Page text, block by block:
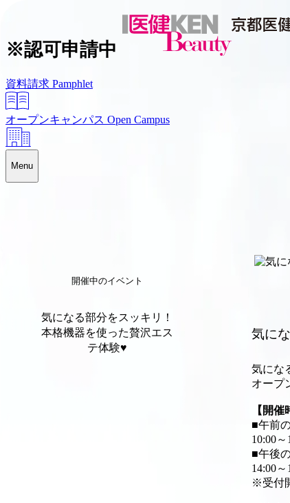
※認可申請中
資料請求 Pamphlet
オープンキャンパス Open Campus
Menu
気に
気にな
オープ
【開催
■午前
10:00～
■午後
14:00～
※受付
開催中のイベント
気になる部分をスッキリ！
本格機器を使った贅沢エス
テ体験♥